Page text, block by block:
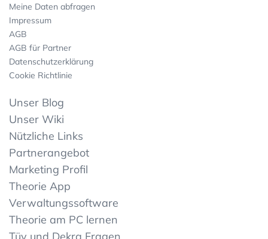
Meine Daten abfragen
Impressum
AGB
AGB für Partner
Datenschutzerklärung
Cookie Richtlinie
Unser Blog
Unser Wiki
Nützliche Links
Partnerangebot
Marketing Profil
Theorie App
Verwaltungssoftware
Theorie am PC lernen
Tüv und Dekra Fragen